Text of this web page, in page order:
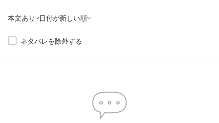
本文あり 日付が新しい順
ネタバレを除外する